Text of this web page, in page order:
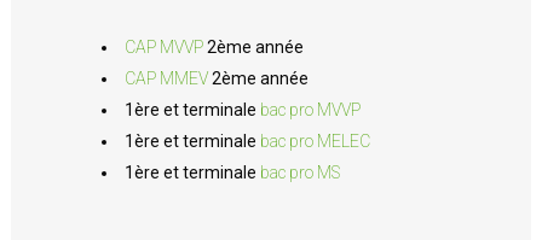
CAP MVVP2ème année
CAP MMEV2ème année
1ère et terminale bac pro MVVP
1ère et terminale bac pro MELEC
1ère et terminale bac pro MS